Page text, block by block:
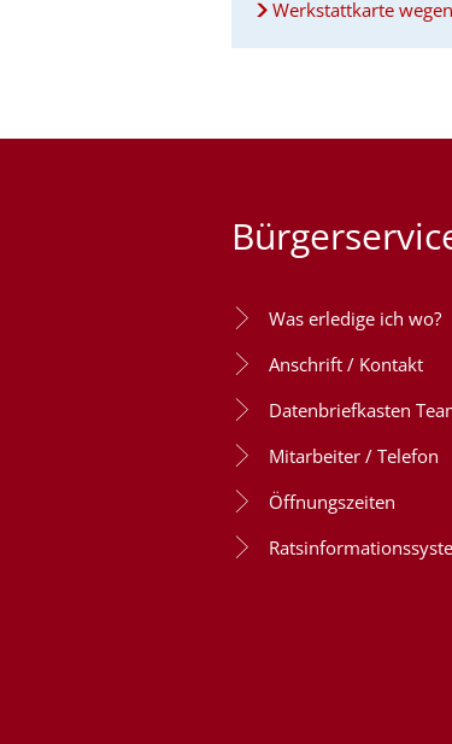
Werkstattkarte
Was erledige ich wo?
Anschrift / Kontakt
Datenbriefkasten
Mitarbeiter / Telefon
Öffnungszeiten